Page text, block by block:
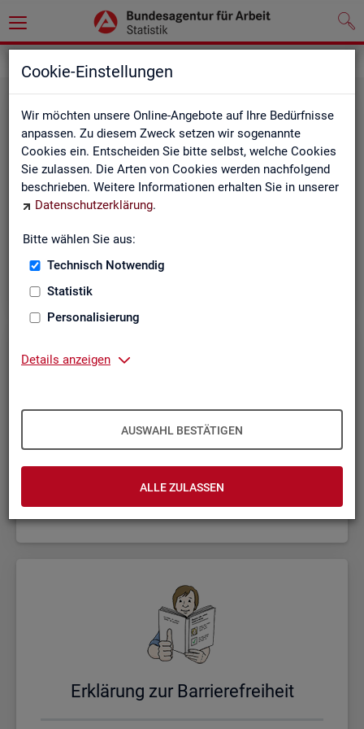
Cookie-Einstellungen
Wir möchten unsere Online-Angebote auf Ihre Bedürfnisse
anpassen. Zu diesem Zweck setzen wir sogenannte
Cookies ein. Entscheiden Sie bitte selbst, welche Cookies
Sie zulassen. Die Arten von Cookies werden nachfolgend
beschrieben. Weitere Informationen erhalten Sie in unserer
Datenschutzerklärung.
Bitte wählen Sie aus:
Technisch Notwendig
Statistik
Personalisierung
Details anzeigen
AUSWAHL BESTÄTIGEN
ALLE ZULASSEN
Er­klä­rung zur Bar­rie­re­frei­heit